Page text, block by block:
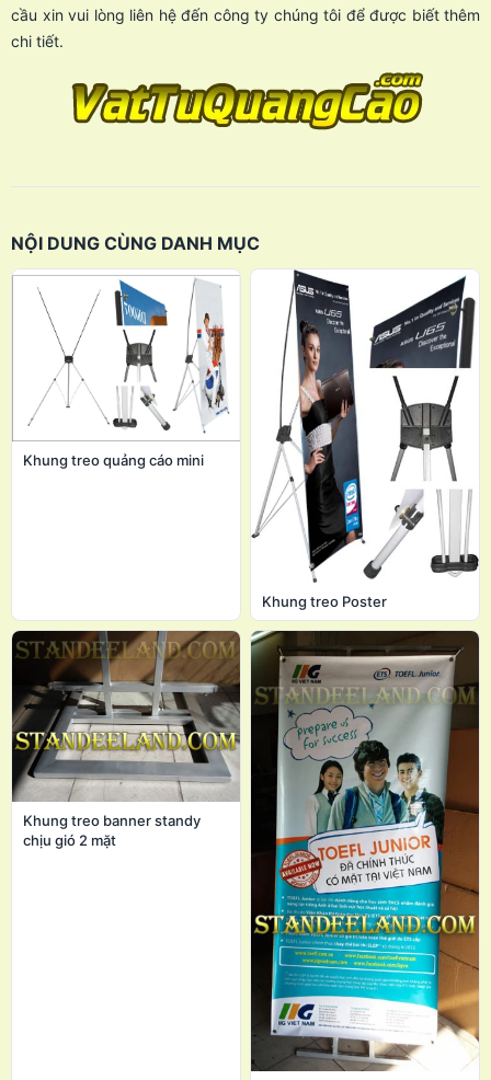
cầu xin vui lòng liên hệ đến công ty chúng tôi để được biết thêm
chi tiết.
NỘI DUNG CÙNG DANH MỤC
Khung treo quảng cáo mini
Khung treo Poster
Khung treo banner standy
chịu gió 2 mặt